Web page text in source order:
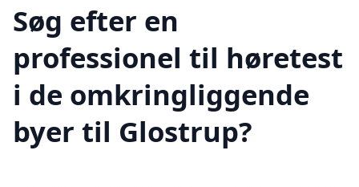
Søg efter en
professionel til høretest
i de omkringliggende
byer til Glostrup?